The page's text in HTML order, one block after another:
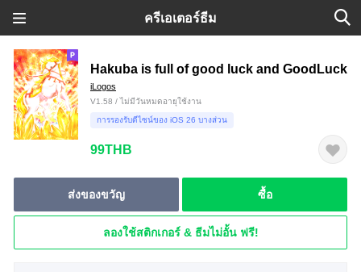
ครีเอเตอร์ธีม
Hakuba is full of good luck and GoodLuck
iLogos
V1.58 / ไม่มีวันหมดอายุใช้งาน
การรองรับดีไซน์ของ iOS 26 บางส่วน
99THB
ส่งของขวัญ ซื้อ
ลองใช้สติกเกอร์ & ธีมไม่อั้น ฟรี!